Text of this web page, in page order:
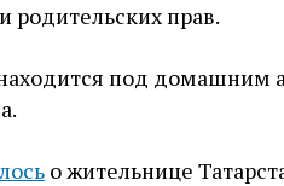
прав.
под домашним
о жительнице